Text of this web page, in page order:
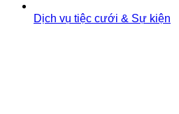
Dịch vụ tiệc cưới & Sự kiện